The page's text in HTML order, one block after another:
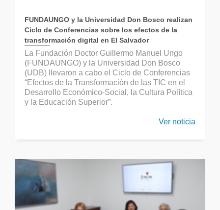
FUNDAUNGO y la Universidad Don Bosco realizan
Ciclo de Conferencias sobre los efectos de la
transformación digital en El Salvador
La Fundación Doctor Guillermo Manuel Ungo
(FUNDAUNGO) y la Universidad Don Bosco
(UDB) llevaron a cabo el Ciclo de Conferencias
“Efectos de la Transformación de las TIC en el
Desarrollo Económico-Social, la Cultura Política
y la Educación Superior”.
Ver noticia